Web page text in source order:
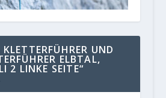
UND
ELBTAL,
2 LINKE SEITE“